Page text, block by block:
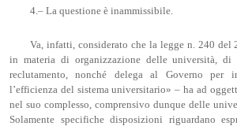
4.– La questione è inammissibile.
Va, infatti, considerato che la legge n. 240 del
in materia di organizzazione delle università, di
reclutamento, nonché delega al Governo per
l’efficienza del sistema universitario» – ha ad
nel suo complesso, comprensivo dunque delle
Solamente specifiche disposizioni riguardano